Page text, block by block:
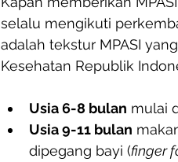
selalu mengikuti
adalah tekstur MPASI
Kesehatan Republik
Usia 6-8 bulan mulai
Usia 9-11 bulan
dipegang bayi (finger